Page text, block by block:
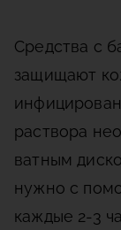
Средства с
защищают
раствора
ватным
нужно с
каждые 2-3